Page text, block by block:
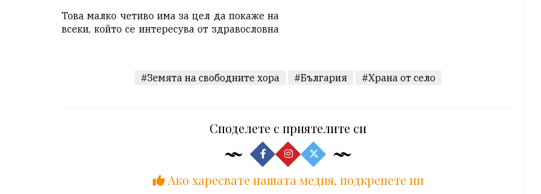
Това малко четиво има за цел да покаже на
всеки, който се интересува от здравословна
#Земята на свободните хора #България #Храна от село
Споделете с приятелите си
Ако харесвате нашата медия, подкрепете ни